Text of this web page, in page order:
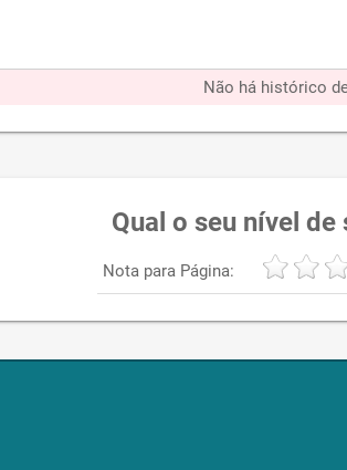
Não há histórico
Qual o seu nível
Nota para Página: